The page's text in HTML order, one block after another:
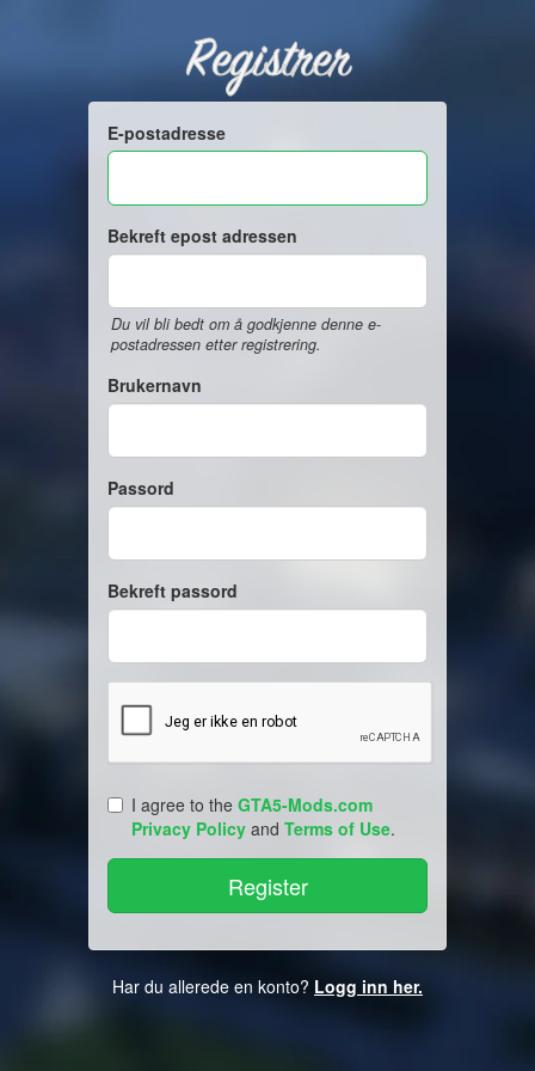
Registrer
E-postadresse
Bekreft epost adressen
Du vil bli bedt om å godkjenne denne e-
postadressen etter registrering.
Brukernavn
Passord
Bekreft passord
I agree to the GTA5-Mods.com
Privacy Policy and Terms of Use.
Har du allerede en konto? Logg inn her.